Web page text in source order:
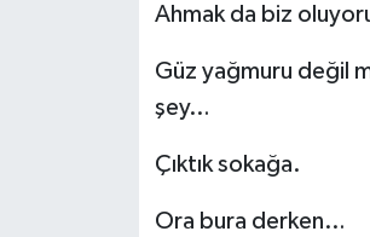
Ahmak da biz
Güz yağmuru değil
şey…
Çıktık sokağa.
Ora bura derken…